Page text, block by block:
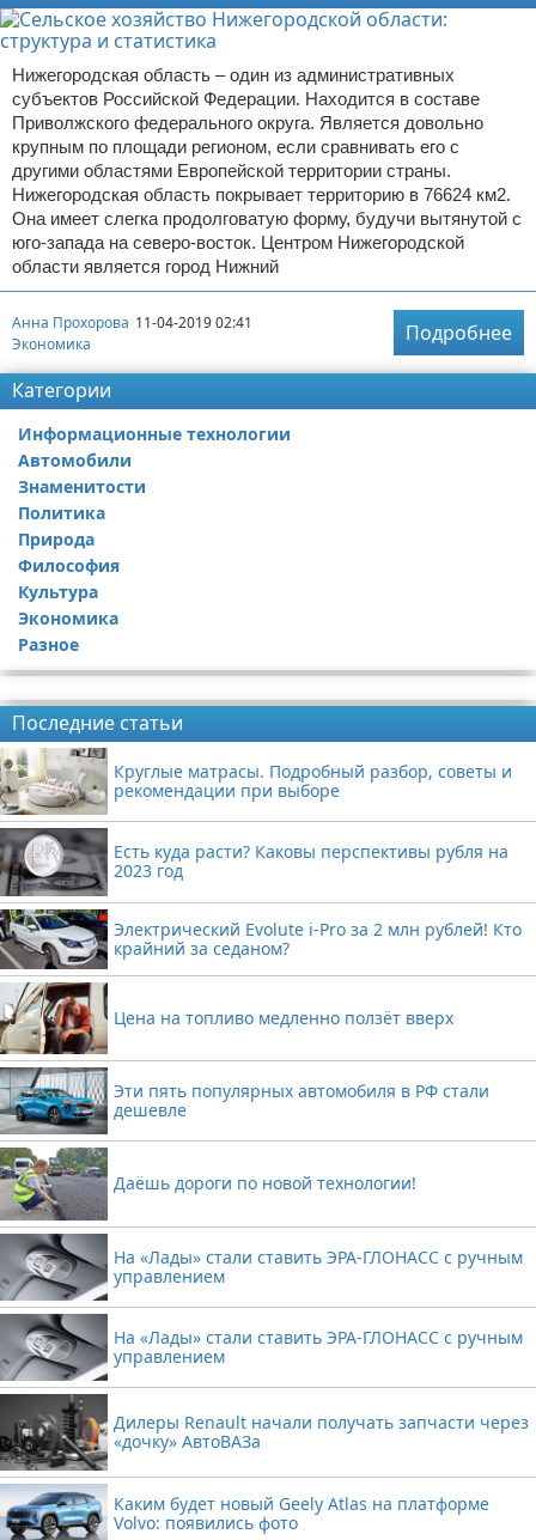
Нижегородская область – один из административных
субъектов Российской Федерации. Находится в составе
Приволжского федерального округа. Является довольно
крупным по площади регионом, если сравнивать его с
другими областями Европейской территории страны.
Нижегородская область покрывает территорию в 76624 км2.
Она имеет слегка продолговатую форму, будучи вытянутой с
юго-запада на северо-восток. Центром Нижегородской
области является город Нижний
Анна Прохорова 11-04-2019 02:41
Экономика
Подробнее
Категории
Информационные технологии
Автомобили
Знаменитости
Политика
Природа
Философия
Культура
Экономика
Разное
Последние статьи
Круглые матрасы. Подробный разбор, советы и
рекомендации при выборе
Есть куда расти? Каковы перспективы рубля на
2023 год
Электрический Evolute i-Pro за 2 млн рублей! Кто
крайний за седаном?
Цена на топливо медленно ползёт вверх
Эти пять популярных автомобиля в РФ стали
дешевле
Даёшь дороги по новой технологии!
На «Лады» стали ставить ЭРА-ГЛОНАСС с ручным
управлением
На «Лады» стали ставить ЭРА-ГЛОНАСС с ручным
управлением
Дилеры Renault начали получать запчасти через
«дочку» АвтоВАЗа
Каким будет новый Geely Atlas на платформе
Volvo: появились фото